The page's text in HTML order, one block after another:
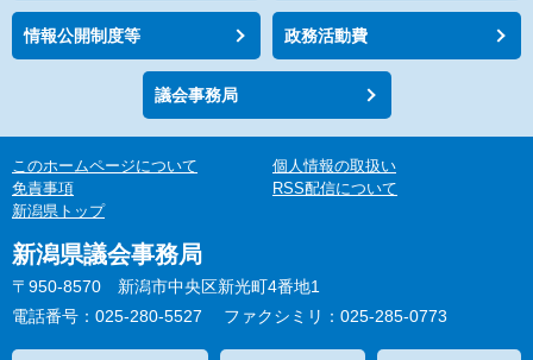
情報公開制度等 政務活動費
議会事務局
このホームページについて
個人情報の取扱い
免責事項
RSS配信について
新潟県トップ
新潟県議会事務局
〒950-8570 新潟市中央区新光町4番地1
電話番号：025-280-5527
ファクシミリ：025-285-0773